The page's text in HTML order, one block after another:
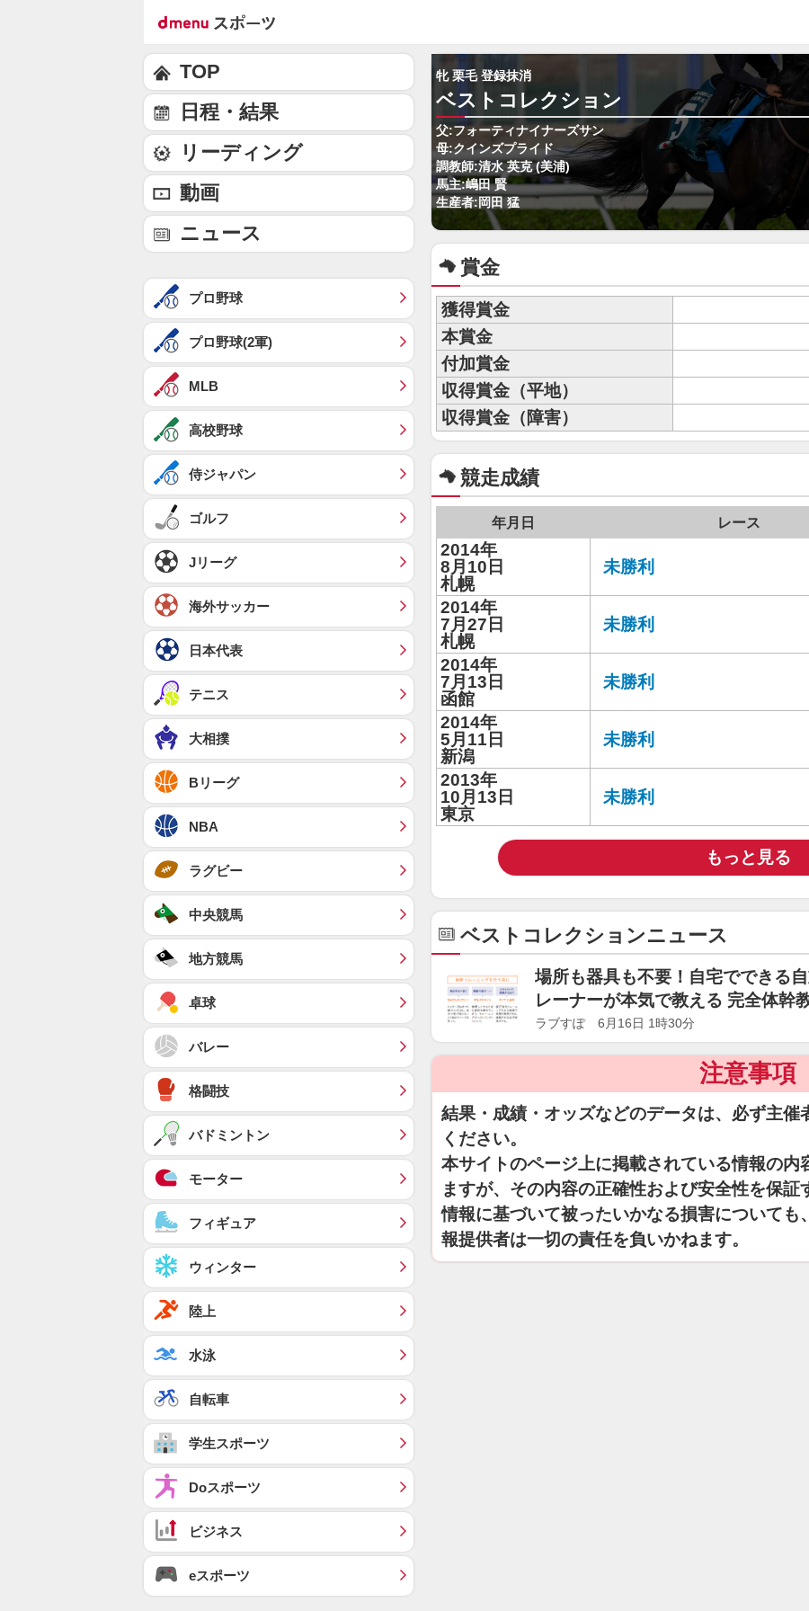
牝 栗毛 登録抹消
ベストコレクション
父:フォーティナイナーズサン
母:クインズプライド
調教師:清水 英克 (美浦)
馬主:嶋田 賢
生産者:岡田 猛
賞金
獲得賞金
本賞金
付加賞金
収得賞金（平地）
収得賞金（障害）
競走成績
年月日 レース
2014年
8月10日
札幌
未勝利
2014年
7月27日
札幌
未勝利
2014年
7月13日
函館
未勝利
2014年
5月11日
新潟
未勝利
2013年
10月13日
東京
未勝利
もっと見る
ベストコレクションニュース
場所も器具も不要！自宅でできる
レーナーが本気で教える 完全体幹教
ラブすぽ 6月16日 1時30分
注意事項
結果・成績・オッズなどのデータは、必ず主催
ください。
本サイトのページ上に掲載されている情報の内
ますが、その内容の正確性および安全性を保
情報に基づいて被ったいかなる損害について
報提供者は一切の責任を負いかねます。
TOP
日程・結果
リーディング
動画
ニュース
プロ野球
プロ野球(2軍)
MLB
高校野球
侍ジャパン
ゴルフ
Jリーグ
海外サッカー
日本代表
テニス
大相撲
Bリーグ
NBA
ラグビー
中央競馬
地方競馬
卓球
バレー
格闘技
バドミントン
モーター
フィギュア
ウィンター
陸上
水泳
自転車
学生スポーツ
Doスポーツ
ビジネス
eスポーツ